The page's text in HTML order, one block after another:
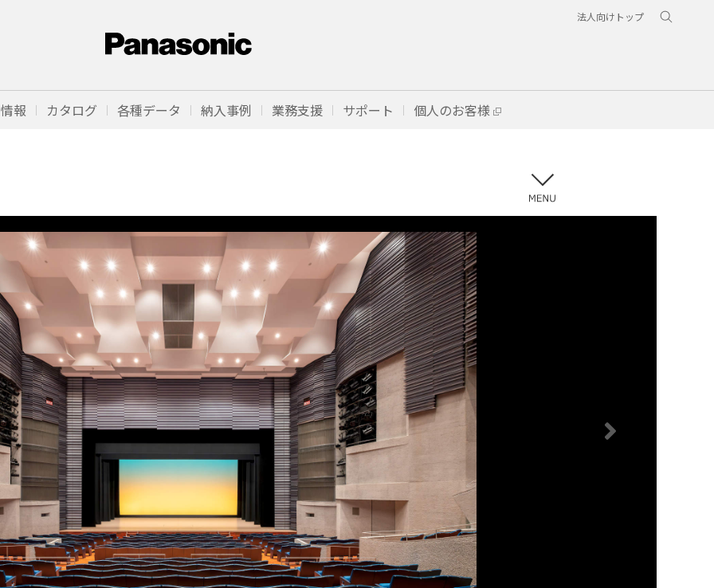
法人向けトップ
報 カタログ 各種データ 納入事例 業務支援 サポート 個人のお客様